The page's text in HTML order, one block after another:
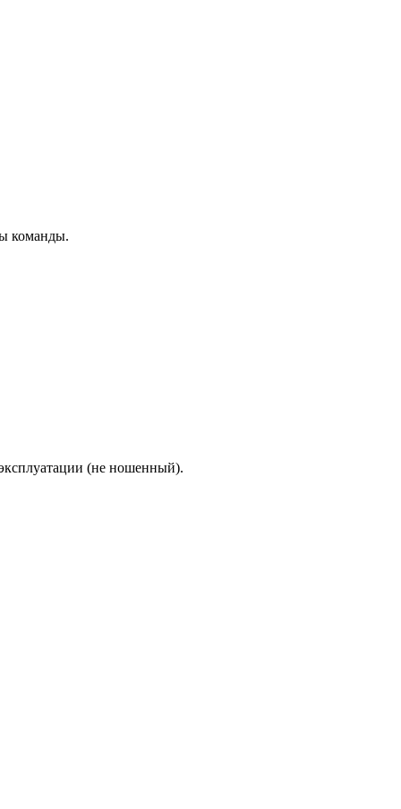
команды.
эксплуатации (не ношенный).